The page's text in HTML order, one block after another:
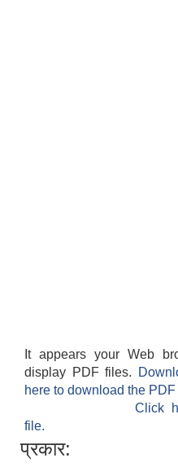
It appears your Web
display PDF files.
here to download the PDF
Click
file.
प्रकार: